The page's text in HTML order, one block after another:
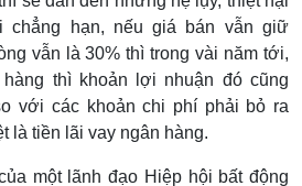
chẳng hạn, nếu giá bán vẫn giữ
vẫn là 30% thì trong vài năm tới,
thì khoản lợi nhuận đó cũng
với các khoản chi phí phải bỏ ra
là tiền lãi vay ngân hàng.
một lãnh đạo Hiệp hội bất động